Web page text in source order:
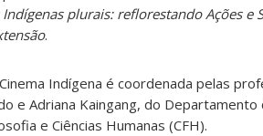
plurais: reflorestando Ações e
.
Indígena é coordenada pelas
e Adriana Kaingang, do
e Ciências Humanas (CFH).